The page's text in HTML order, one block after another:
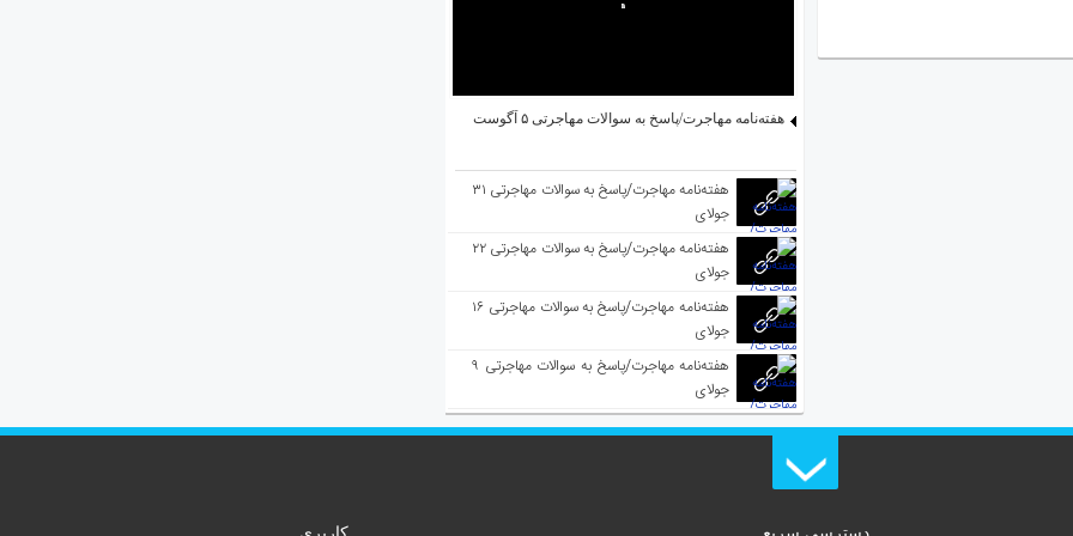
هفته‌نامه مهاجرت/پاسخ به سوالات مهاجرتی ۵ آگوست
هفته‌نامه مهاجرت/پاسخ به سوالات مهاجرتی ۳۱
جولای
هفته‌نامه مهاجرت/پاسخ به سوالات مهاجرتی ۲۲
جولای
هفته‌نامه مهاجرت/پاسخ به سوالات مهاجرتی ۱۶
جولای
هفته‌نامه مهاجرت/پاسخ به سوالات مهاجرتی ۹
جولای